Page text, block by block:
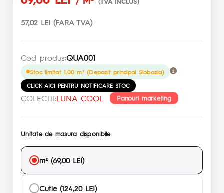
57,02 LEI (FARA TVA)
Cod produs:QUA001
Stoc limitat 1.00 m² (Depozit principal Slobozia)
CLICK AICI PENTRU NOTIFICARE STOC
COLECTII:LUNA COOL Panouri marketing
Unitate de masura disponibile
m² (69,00 LEI)
Cutie (124,20 LEI)